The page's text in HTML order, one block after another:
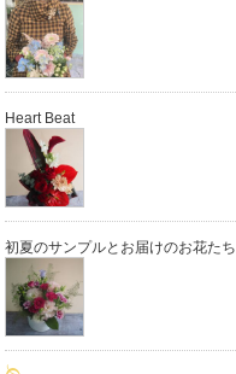
Heart Beat
初夏のサンプルとお届けのお花たち